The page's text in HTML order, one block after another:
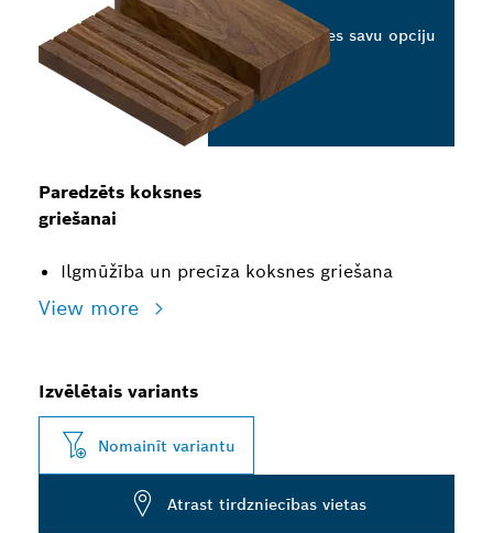
Paredzēts koksnes
griešanai
Ilgmūžība un precīza koksnes griešana
View more
Izvēlieties savu opciju
Izvēlētais variants
Nomainīt variantu
Atrast tirdzniecības vietas